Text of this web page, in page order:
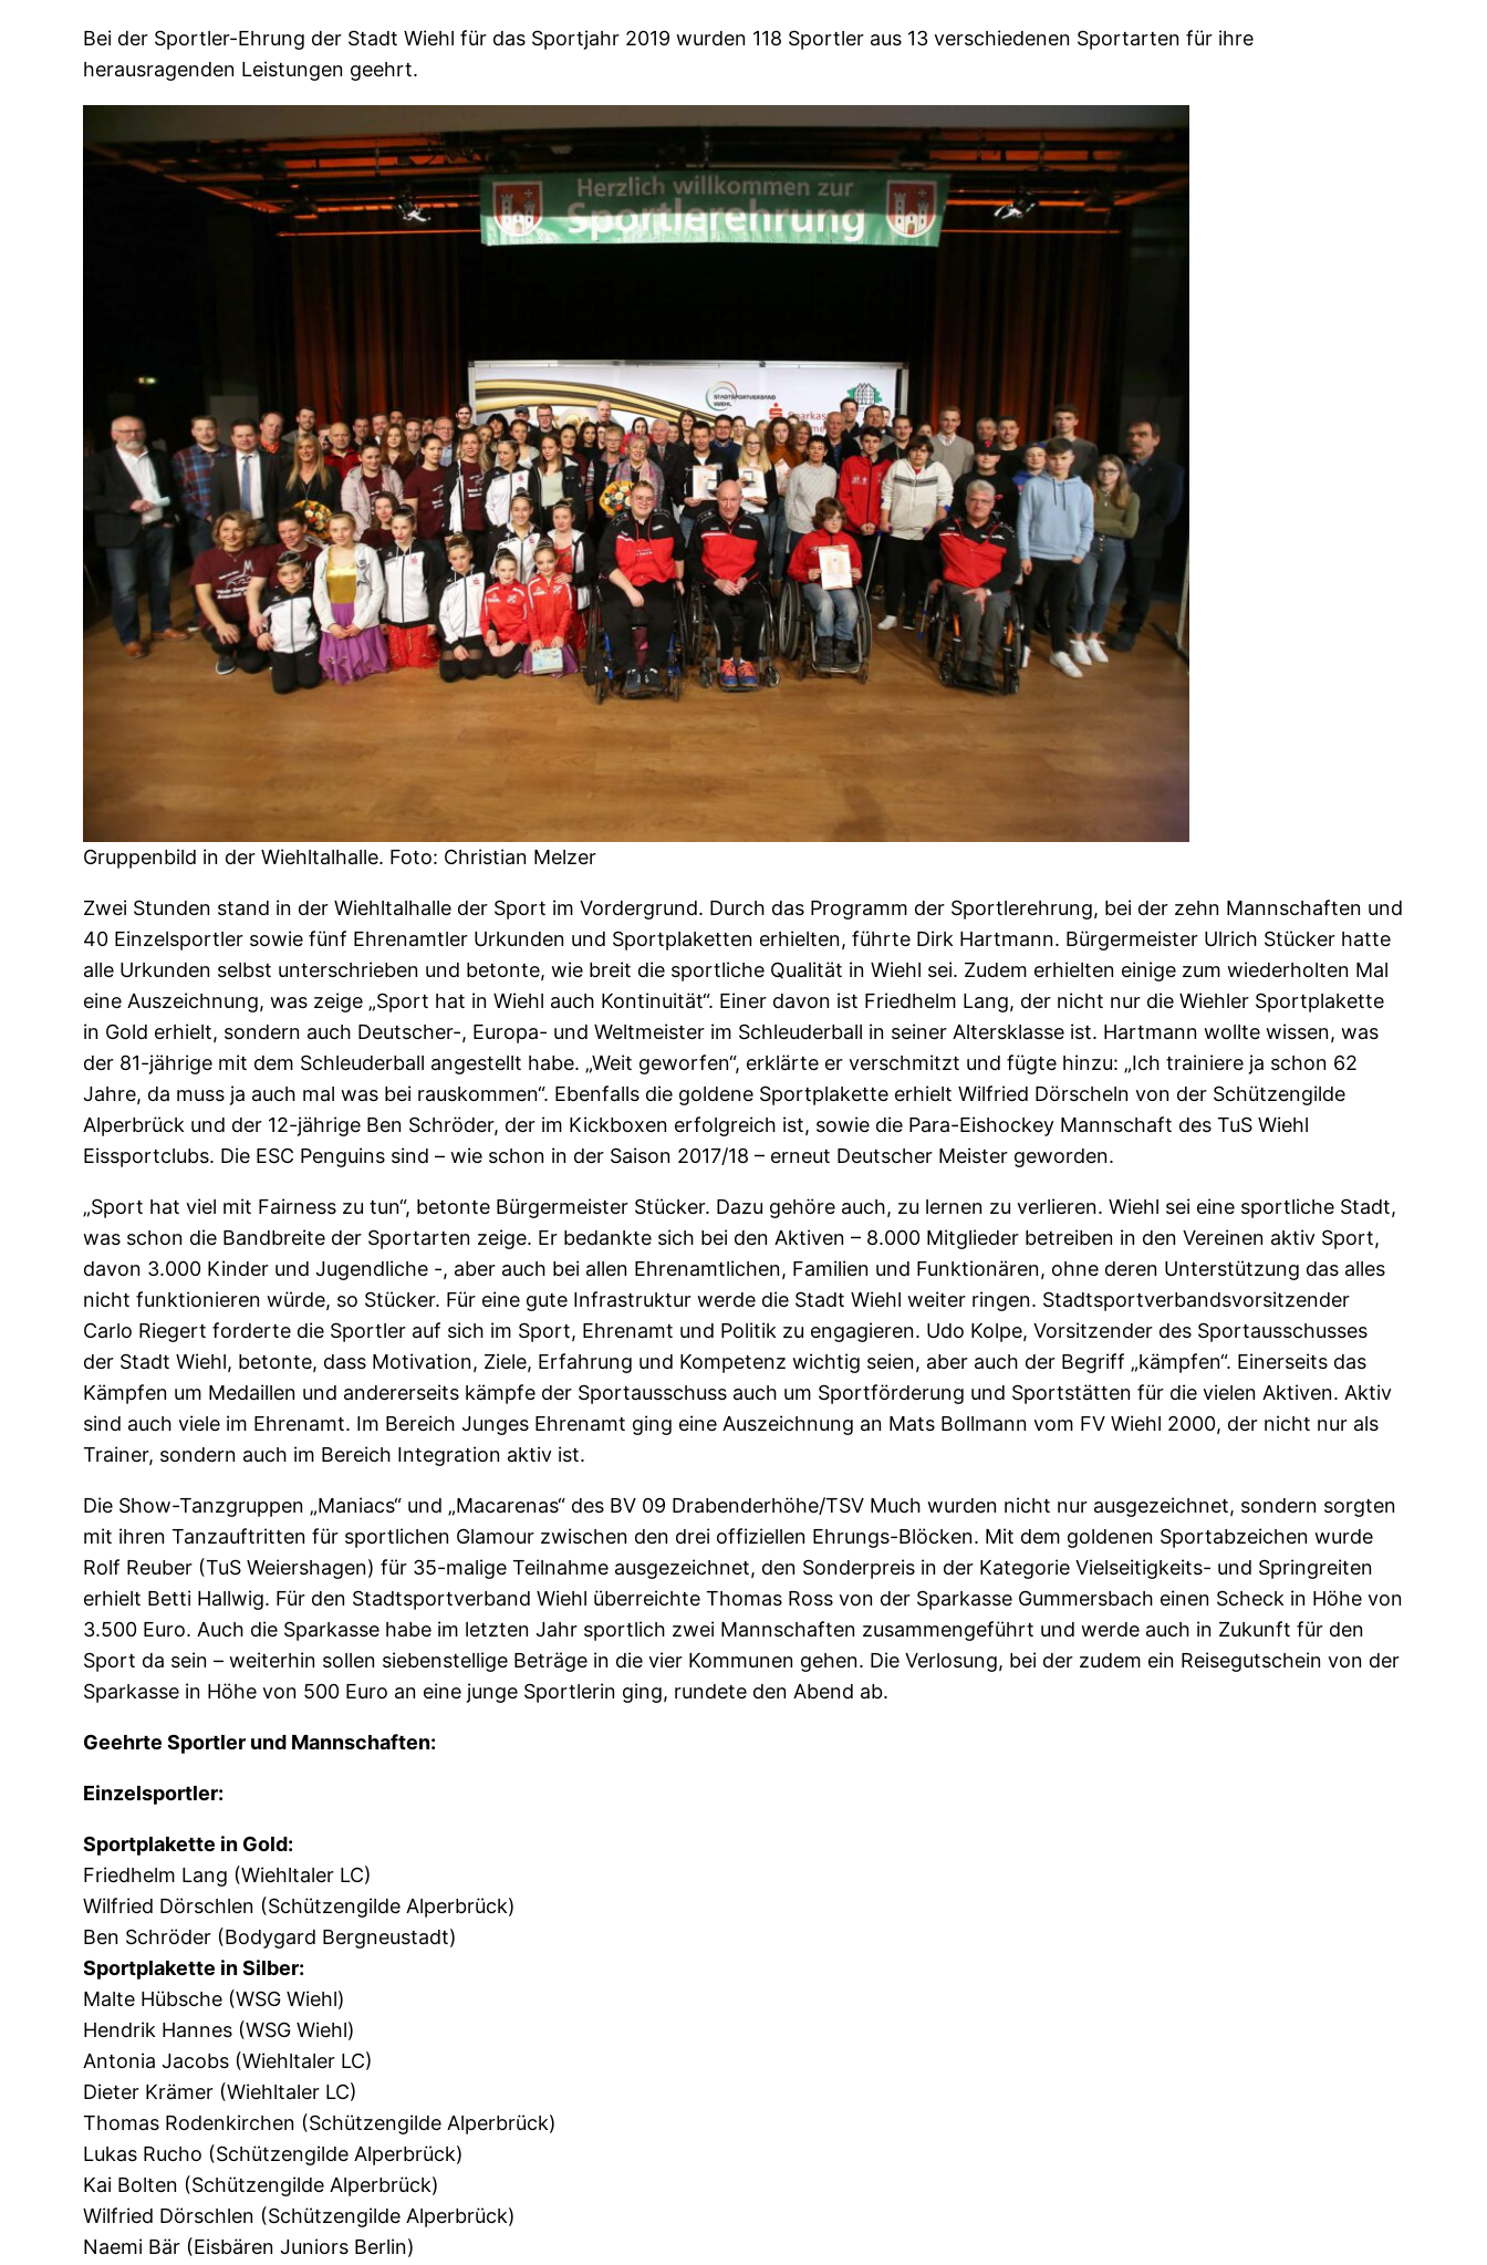
Bei der Sportler-Ehrung der Stadt Wiehl für das Sportjahr 2019 wurden 118 Sportler aus 13 verschiedenen Sportarten für ihre
herausragenden Leistungen geehrt.
Gruppenbild in der Wiehltalhalle. Foto: Christian Melzer
Zwei Stunden stand in der Wiehltalhalle der Sport im Vordergrund. Durch das Programm der Sportlerehrung, bei der zehn Mannschaften und
40 Einzelsportler sowie fünf Ehrenamtler Urkunden und Sportplaketten erhielten, führte Dirk Hartmann. Bürgermeister Ulrich Stücker hatte
alle Urkunden selbst unterschrieben und betonte, wie breit die sportliche Qualität in Wiehl sei. Zudem erhielten einige zum wiederholten Mal
eine Auszeichnung, was zeige „Sport hat in Wiehl auch Kontinuität“. Einer davon ist Friedhelm Lang, der nicht nur die Wiehler Sportplakette
in Gold erhielt, sondern auch Deutscher-, Europa- und Weltmeister im Schleuderball in seiner Altersklasse ist. Hartmann wollte wissen, was
der 81-jährige mit dem Schleuderball angestellt habe. „Weit geworfen“, erklärte er verschmitzt und fügte hinzu: „Ich trainiere ja schon 62
Jahre, da muss ja auch mal was bei rauskommen“. Ebenfalls die goldene Sportplakette erhielt Wilfried Dörscheln von der Schützengilde
Alperbrück und der 12-jährige Ben Schröder, der im Kickboxen erfolgreich ist, sowie die Para-Eishockey Mannschaft des TuS Wiehl
Eissportclubs. Die ESC Penguins sind – wie schon in der Saison 2017/18 – erneut Deutscher Meister geworden.
„Sport hat viel mit Fairness zu tun“, betonte Bürgermeister Stücker. Dazu gehöre auch, zu lernen zu verlieren. Wiehl sei eine sportliche Stadt,
was schon die Bandbreite der Sportarten zeige. Er bedankte sich bei den Aktiven – 8.000 Mitglieder betreiben in den Vereinen aktiv Sport,
davon 3.000 Kinder und Jugendliche -, aber auch bei allen Ehrenamtlichen, Familien und Funktionären, ohne deren Unterstützung das alles
nicht funktionieren würde, so Stücker. Für eine gute Infrastruktur werde die Stadt Wiehl weiter ringen. Stadtsportverbandsvorsitzender
Carlo Riegert forderte die Sportler auf sich im Sport, Ehrenamt und Politik zu engagieren. Udo Kolpe, Vorsitzender des Sportausschusses
der Stadt Wiehl, betonte, dass Motivation, Ziele, Erfahrung und Kompetenz wichtig seien, aber auch der Begriff „kämpfen“. Einerseits das
Kämpfen um Medaillen und andererseits kämpfe der Sportausschuss auch um Sportförderung und Sportstätten für die vielen Aktiven. Aktiv
sind auch viele im Ehrenamt. Im Bereich Junges Ehrenamt ging eine Auszeichnung an Mats Bollmann vom FV Wiehl 2000, der nicht nur als
Trainer, sondern auch im Bereich Integration aktiv ist.
Die Show-Tanzgruppen „Maniacs“ und „Macarenas“ des BV 09 Drabenderhöhe/TSV Much wurden nicht nur ausgezeichnet, sondern sorgten
mit ihren Tanzauftritten für sportlichen Glamour zwischen den drei offiziellen Ehrungs-Blöcken. Mit dem goldenen Sportabzeichen wurde
Rolf Reuber (TuS Weiershagen) für 35-malige Teilnahme ausgezeichnet, den Sonderpreis in der Kategorie Vielseitigkeits- und Springreiten
erhielt Betti Hallwig. Für den Stadtsportverband Wiehl überreichte Thomas Ross von der Sparkasse Gummersbach einen Scheck in Höhe von
3.500 Euro. Auch die Sparkasse habe im letzten Jahr sportlich zwei Mannschaften zusammengeführt und werde auch in Zukunft für den
Sport da sein – weiterhin sollen siebenstellige Beträge in die vier Kommunen gehen. Die Verlosung, bei der zudem ein Reisegutschein von der
Sparkasse in Höhe von 500 Euro an eine junge Sportlerin ging, rundete den Abend ab.
Geehrte Sportler und Mannschaften:
Einzelsportler:
Sportplakette in Gold:
Friedhelm Lang (Wiehltaler LC)
Wilfried Dörschlen (Schützengilde Alperbrück)
Ben Schröder (Bodygard Bergneustadt)
Sportplakette in Silber:
Malte Hübsche (WSG Wiehl)
Hendrik Hannes (WSG Wiehl)
Antonia Jacobs (Wiehltaler LC)
Dieter Krämer (Wiehltaler LC)
Thomas Rodenkirchen (Schützengilde Alperbrück)
Lukas Rucho (Schützengilde Alperbrück)
Kai Bolten (Schützengilde Alperbrück)
Wilfried Dörschlen (Schützengilde Alperbrück)
Naemi Bär (Eisbären Juniors Berlin)